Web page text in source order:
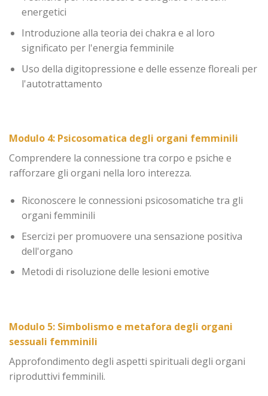
energetici
Introduzione alla teoria dei chakra e al loro
significato per l'energia femminile
Uso della digitopressione e delle essenze floreali per
l'autotrattamento
Modulo 4: Psicosomatica degli organi femminili
Comprendere la connessione tra corpo e psiche e
rafforzare gli organi nella loro interezza.
Riconoscere le connessioni psicosomatiche tra gli
organi femminili
Esercizi per promuovere una sensazione positiva
dell'organo
Metodi di risoluzione delle lesioni emotive
Modulo 5: Simbolismo e metafora degli organi
sessuali femminili
Approfondimento degli aspetti spirituali degli organi
riproduttivi femminili.